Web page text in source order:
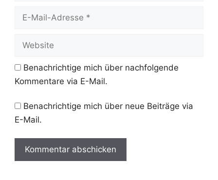
Website
Benachrichtige mich über nachfolgende
Kommentare via E-Mail.
Benachrichtige mich über neue Beiträge via
E-Mail.